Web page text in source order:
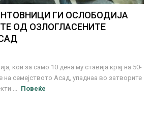
ГИ ОСЛОБОДИЈА
ОД ОЗЛОГЛАСЕНИТЕ
кои за само 10 дена му ставија крај на 50-
семејството Асад, упаднаа во затворите
...
Повеќе